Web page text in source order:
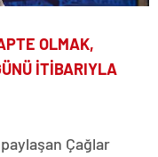
OLMAK,
İTİBARIYLA
Çağlar